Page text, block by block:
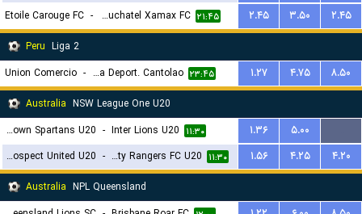
Etoile Carouge FC - Neuchatel Xamax FC ۲۱:۴۵ ۲.۴۵ ۳.۵۰
۲.۴۵
Peru Liga 2
Union Comercio - Academia Deport. Cantolao ۲۳:۴۵ ۱.۲۷ ۴.۷۵
۸.۵۰
Australia NSW League One U20
Blacktown Spartans U20
- Inter Lions U20 ۱۱:۳۰ ۱.۳۶ ۵.۰۰
Prospect United U20
- Western City Rangers FC U20 ۱۱:۳۰ ۱.۵۶ ۴.۲۵
۴.۲۰
Australia NPL Queensland